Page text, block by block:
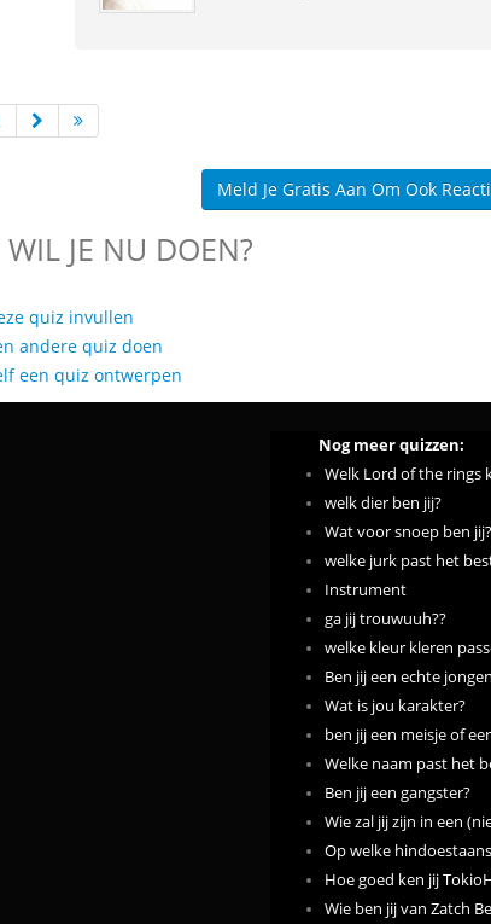
Meld Je Gratis Aan Om Ook
JE NU DOEN?
quiz invullen
andere quiz doen
een quiz ontwerpen
Nog meer quizzen:
Welk Lord of the rings
welk dier ben jij?
Wat voor snoep ben jij?
welke jurk past het
Instrument
ga jij trouwuuh??
welke kleur kleren
Ben jij een echte
Wat is jou karakter?
ben jij een meisje of
Welke naam past het
Ben jij een gangster?
Wie zal jij zijn in een
Op welke
Hoe goed ken jij
Wie ben jij van Zatch